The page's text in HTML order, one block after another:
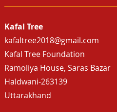
Kafal Tree
kafaltree2018@gmail.com
Kafal Tree Foundation
Ramoliya House, Saras Bazar
Haldwani-263139
Uttarakhand